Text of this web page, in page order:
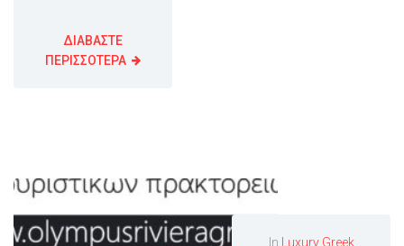
ΔΙΑΒΑΣΤΕ
ΠΕΡΙΣΣΟΤΕΡΑ
In
Luxury Greek